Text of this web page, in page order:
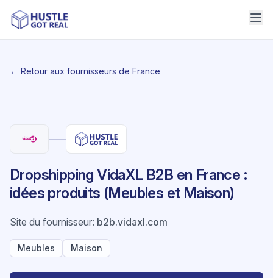
← Retour aux fournisseurs de France
Dropshipping VidaXL B2B en France :
idées produits (Meubles et Maison)
Site du fournisseur: b2b.vidaxl.com
Meubles Maison